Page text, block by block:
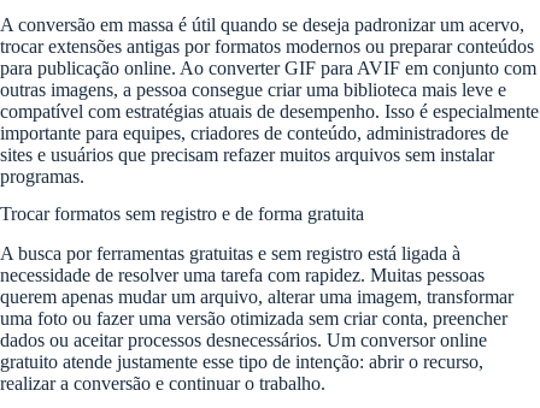
A conversão em massa é útil quando se deseja padronizar um acervo,
trocar extensões antigas por formatos modernos ou preparar conteúdos
para publicação online. Ao converter GIF para AVIF em conjunto com
outras imagens, a pessoa consegue criar uma biblioteca mais leve e
compatível com estratégias atuais de desempenho. Isso é especialmente
importante para equipes, criadores de conteúdo, administradores de
sites e usuários que precisam refazer muitos arquivos sem instalar
programas.
Trocar formatos sem registro e de forma gratuita
A busca por ferramentas gratuitas e sem registro está ligada à
necessidade de resolver uma tarefa com rapidez. Muitas pessoas
querem apenas mudar um arquivo, alterar uma imagem, transformar
uma foto ou fazer uma versão otimizada sem criar conta, preencher
dados ou aceitar processos desnecessários. Um conversor online
gratuito atende justamente esse tipo de intenção: abrir o recurso,
realizar a conversão e continuar o trabalho.